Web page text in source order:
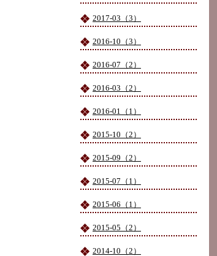
2017-03（3）
2016-10（3）
2016-07（2）
2016-03（2）
2016-01（1）
2015-10（2）
2015-09（2）
2015-07（1）
2015-06（1）
2015-05（2）
2014-10（2）